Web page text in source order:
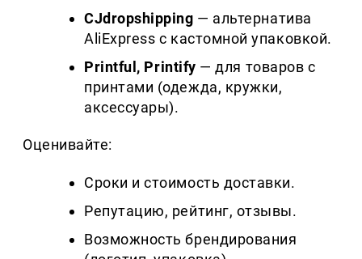
CJdropshipping — альтернатива
AliExpress с кастомной упаковкой.
Printful , Printify — для товаров с
принтами (одежда, кружки,
аксессуары).
Оценивайте:
Сроки и стоимость доставки.
Репутацию, рейтинг, отзывы.
Возможность брендирования